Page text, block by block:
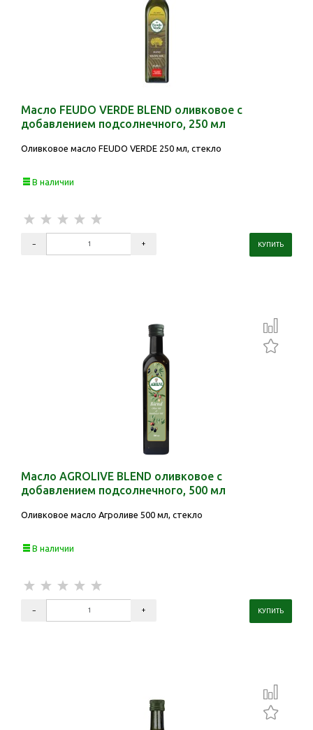
Масло FEUDO VERDE BLEND оливковое с
добавлением подсолнечного, 250 мл
Оливковое масло FEUDO VERDE 250 мл, стекло
В наличии
Масло AGROLIVE BLEND оливковое с
добавлением подсолнечного, 500 мл
Оливковое масло Агроливе 500 мл, стекло
В наличии